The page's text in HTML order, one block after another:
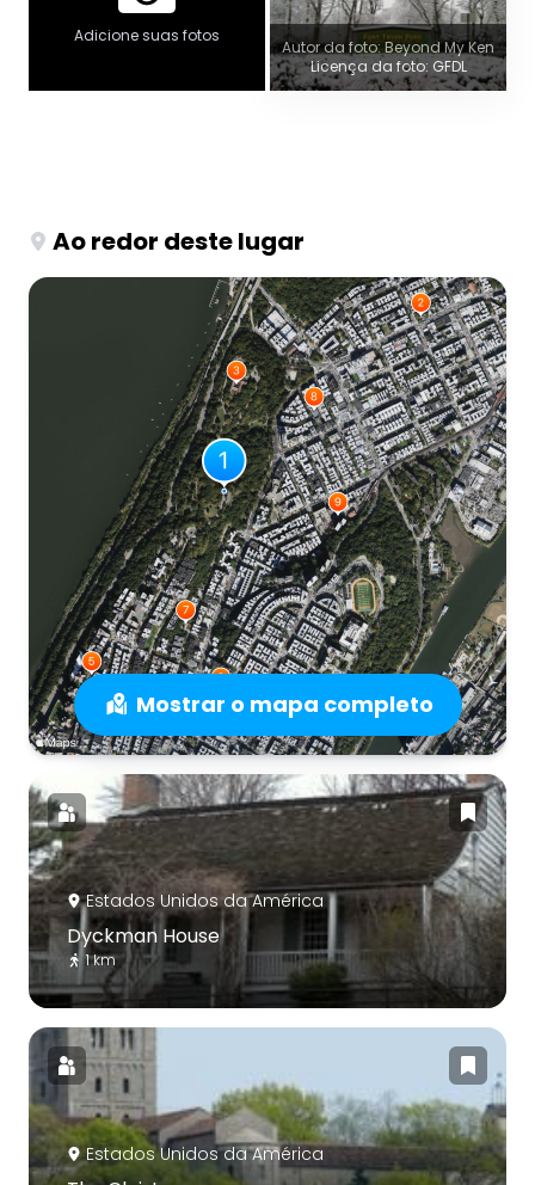
Adicione suas fotos
Autor da foto: Beyond My Ken
Licença da foto: GFDL
Ao redor deste lugar
Mostrar o mapa completo
Estados Unidos da América
Dyckman House
1 km
Estados Unidos da América